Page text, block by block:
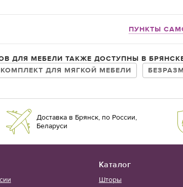
ПУНКТЫ
ДЛЯ МЕБЕЛИ ТАКЖЕ ДОСТУПНЫ В
КОМПЛЕКТ ДЛЯ МЯГКОЙ МЕБЕЛИ
Доставка в Брянск, по России,
Беларуси
Каталог
Шторы